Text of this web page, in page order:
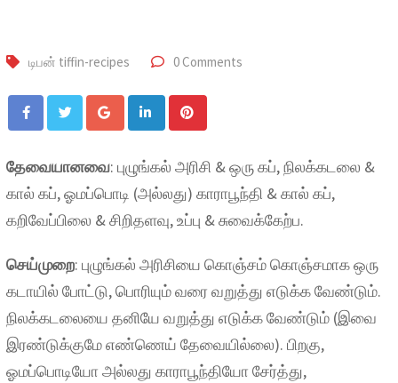
டிபன் tiffin-recipes 0 Comments
தேவையானவை: புழுங்கல் அரிசி & ஒரு கப், நிலக்கடலை &
கால் கப், ஓமப்பொடி (அல்லது) காராபூந்தி & கால் கப்,
கறிவேப்பிலை & சிறிதளவு, உப்பு & சுவைக்கேற்ப.
செய்முறை: புழுங்கல் அரிசியை கொஞ்சம் கொஞ்சமாக ஒரு
கடாயில் போட்டு, பொரியும் வரை வறுத்து எடுக்க வேண்டும்.
நிலக்கடலையை தனியே வறுத்து எடுக்க வேண்டும் (இவை
இரண்டுக்குமே எண்ணெய் தேவையில்லை). பிறகு,
ஓமப்பொடியோ அல்லது காராபூந்தியோ சேர்த்து,